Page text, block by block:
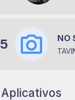
5 NO
Aplicativos